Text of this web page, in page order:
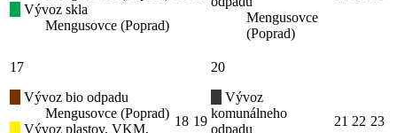
Vývoz skla
Mengusovce (Poprad)
Mengusovce
(Poprad)
17
Vývoz bio odpadu
Mengusovce (Poprad)
Vývoz plastov, VKM,
18 19
20
Vývoz
komunálneho
odpadu
21 22 23